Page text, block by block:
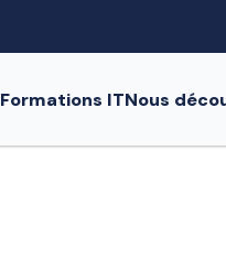
Formations ITNous